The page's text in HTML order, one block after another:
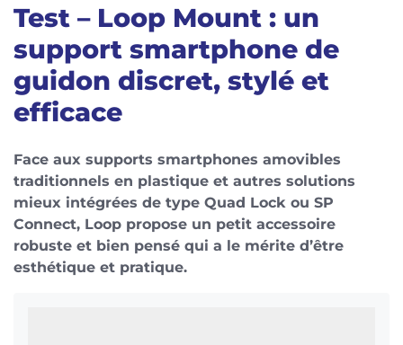
Test – Loop Mount : un
support smartphone de
guidon discret, stylé et
efficace
Face aux supports smartphones amovibles
traditionnels en plastique et autres solutions
mieux intégrées de type Quad Lock ou SP
Connect, Loop propose un petit accessoire
robuste et bien pensé qui a le mérite d’être
esthétique et pratique.